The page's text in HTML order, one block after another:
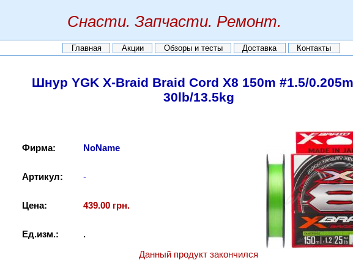
Снасти. Запчасти. Ремонт.
Главная Акции Обзоры и тесты Доставка Контакты
Шнур YGK X-Braid Braid Cord X8 150m #1.5/
30lb/13.5kg
Фирма: NoName
Артикул: -
Цена: 439.00 грн.
Ед.изм.:
.
Данный продукт закончился